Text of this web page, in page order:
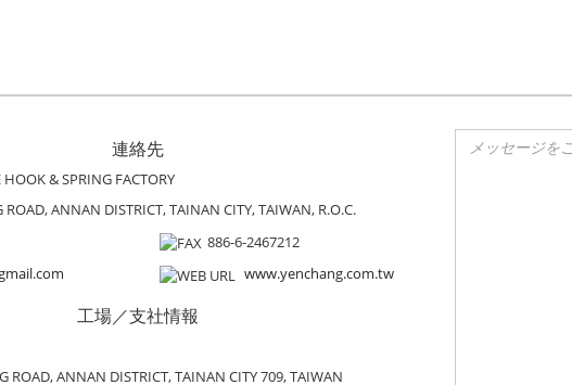
連絡先
& SPRING FACTORY
ANNAN DISTRICT, TAINAN CITY, TAIWAN, R.O.C.
886-6-2467212
www.yenchang.com.tw
工場／支社情報
ROAD, ANNAN DISTRICT, TAINAN CITY 709, TAIWAN